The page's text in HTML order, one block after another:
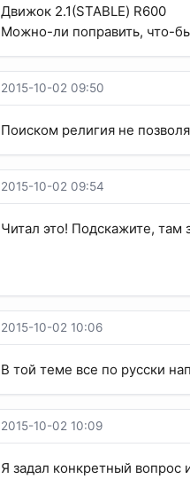
Движок 2.1(STABLE) R600
Можно-ли поправить, что-
2015-10-02 09:50
Поиском религия не
2015-10-02 09:54
Читал это! Подскажите,
2015-10-02 10:06
В той теме все по русски
2015-10-02 10:09
Я задал конкретный вопрос